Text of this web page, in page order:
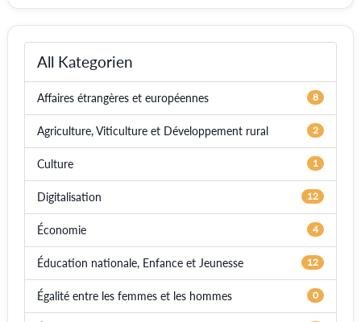
All Kategorien
Affaires étrangères et européennes 8
Agriculture, Viticulture et Développement rural 2
Culture 1
Digitalisation 12
Économie 4
Éducation nationale, Enfance et Jeunesse 12
Égalité entre les femmes et les hommes 0